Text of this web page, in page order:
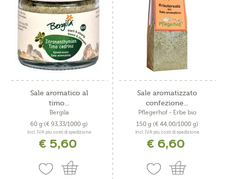
Sale aromatico al
timo...
Bergila
60 g (€ 93,33/1000 g)
incl. IVA più costi di spedizione
€ 5,60
Sale aromatizzato
confezione...
Pflegerhof - Erbe bio
150 g (€ 44,00/1000 g)
incl. IVA più costi di spedizione
€ 6,60